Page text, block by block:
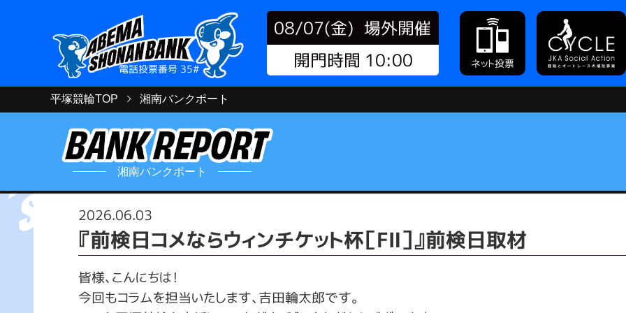
電話投票番号 35#
08/07(金) 場外開催
開門時間 10:00
ネット投票
平塚競輪TOP 湘南バンクポート
湘南バンクポート
2026.06.03
『前検日コメならウィンチケット杯［FⅡ］』前検日取材
皆様、こんにちは！
今回もコラムを担当いたします、吉田輪太郎です。